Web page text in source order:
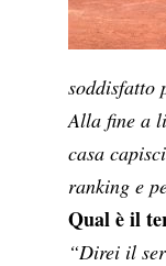
soddisfatto
Alla fine a
casa
ranking e
Qual è il
“Direi il